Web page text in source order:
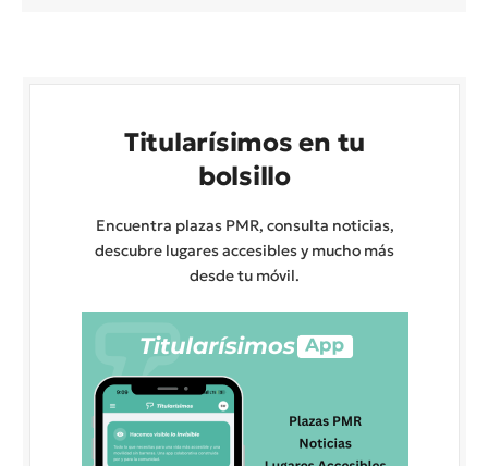
Titularísimos en tu
bolsillo
Encuentra plazas PMR, consulta noticias,
descubre lugares accesibles y mucho más
desde tu móvil.